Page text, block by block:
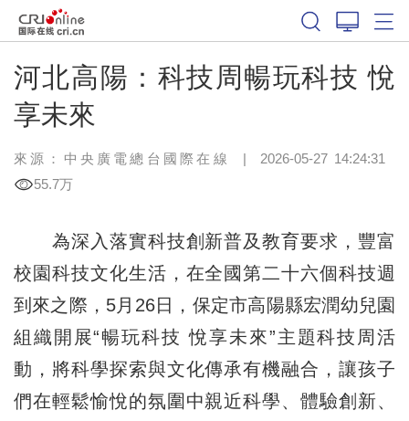
河北高陽：科技周暢玩科技 悅
享未來
來源：中央廣電總台國際在線 | 2026-05-27 14:24:31
55.7万
為深入落實科技創新普及教育要求，豐富
校園科技文化生活，在全國第二十六個科技週
到來之際，5月26日，保定市高陽縣宏潤幼兒園
組織開展“暢玩科技 悅享未來”主題科技周活
動，將科學探索與文化傳承有機融合，讓孩子
們在輕鬆愉悅的氛圍中親近科學、體驗創新、